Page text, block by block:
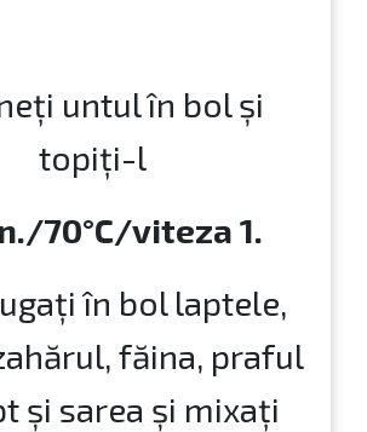
untul în bol şi
topiţi-l
70°C/viteza 1.
în bol laptele,
făina, praful
şi sarea şi mixaţi